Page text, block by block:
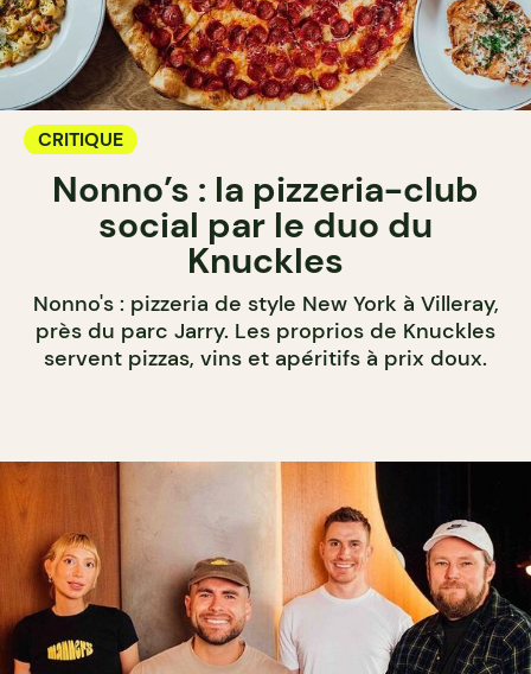
CRITIQUE
Nonno’s : la pizzeria-club
social par le duo du
Knuckles
Nonno's : pizzeria de style New York à Villeray,
près du parc Jarry. Les proprios de Knuckles
servent pizzas, vins et apéritifs à prix doux.